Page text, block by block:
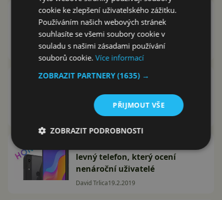
Oppo představilo 10x
periskopický zoom pro telefony.
Extrémní přiblížení uvidíme brzy
David Trlica23.2.2019
Únik ohebného telefonu Huawei
název
David Trlica23.2.2019
levný telefon, který ocení
nenároční uživatelé
David Trlica19.2.2019
cookie ke zlepšení uživatelského zážitku.
Používáním našich webových stránek
souhlasíte se všemi soubory cookie v
souladu s našimi zásadami používání
souborů cookie.Více informací
ZOBRAZIT PARTNERY(1635) →
PŘIJMOUT VŠE
ZOBRAZIT PODROBNOSTI